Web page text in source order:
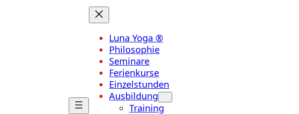
Luna Yoga ®
Philosophie
Seminare
Ferienkurse
Einzelstunden
Ausbildung
Training